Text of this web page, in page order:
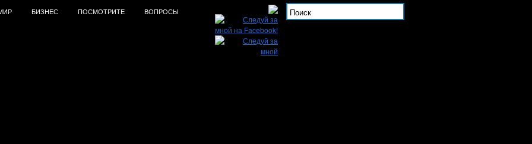
БИЗНЕС ПОСМОТРИТЕ ВОПРОСЫ